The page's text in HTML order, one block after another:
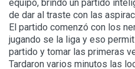
equipo, brindo un partido
de dar al traste con las
El partido comenzó con los
jugando se la liga y eso
partido y tomar las primeras
Tardaron varios minutos las